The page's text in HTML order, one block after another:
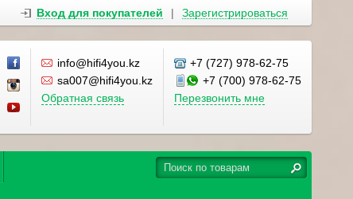
Вход для покупателей | Зарегистрироваться
info@hifi4you.kz
sa007@hifi4you.kz
Обратная связь
+7 (727) 978-62-75
+7 (700) 978-62-75
Перезвонить мне